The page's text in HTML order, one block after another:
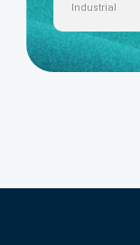
Industrial